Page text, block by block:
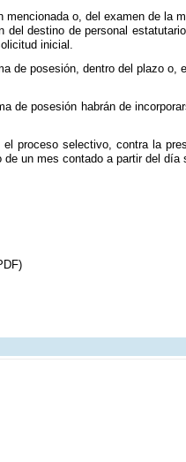
o, del examen de la
destino de personal
inicial.
de posesión, dentro del plazo o,
de posesión habrán de
proceso selectivo, contra la
un mes contado a partir del día